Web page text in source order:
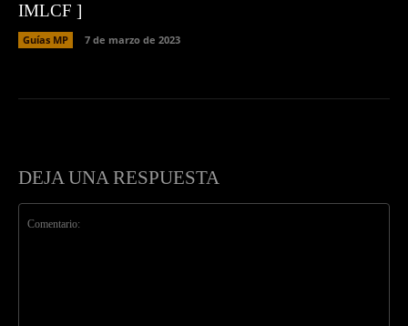
IMLCF ]
Guías MP 7 de marzo de 2023
DEJA UNA RESPUESTA